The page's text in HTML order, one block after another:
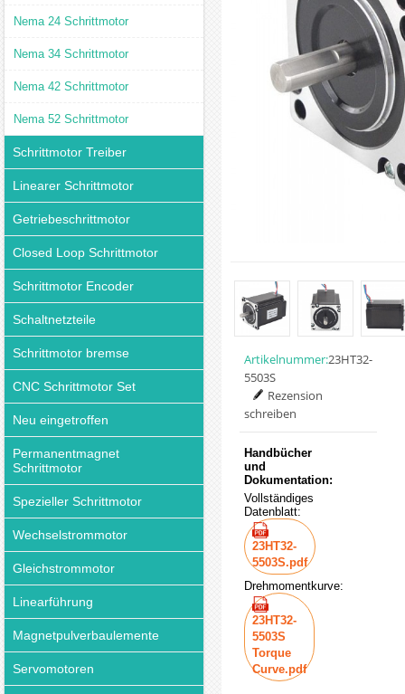
Nema 24 Schrittmotor
Nema 34 Schrittmotor
Nema 42 Schrittmotor
Nema 52 Schrittmotor
Schrittmotor Treiber
Linearer Schrittmotor
Getriebeschrittmotor
Closed Loop Schrittmotor
Schrittmotor Encoder
Schaltnetzteile
Schrittmotor bremse
CNC Schrittmotor Set
Neu eingetroffen
Permanentmagnet
Schrittmotor
Spezieller Schrittmotor
Wechselstrommotor
Gleichstrommotor
Linearführung
Magnetpulverbaulemente
Servomotoren
Artikelnummer:23HT32-
5503S
Rezension
schreiben
Handbücher
und
Dokumentation:
Vollständiges
Datenblatt:
23HT32-
5503S.pdf
Drehmomentkurve:
23HT32-
5503S
Torque
Curve.pdf